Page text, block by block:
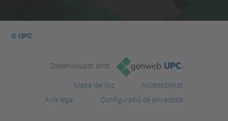
© UPC
Desenvolupat amb
Mapa del lloc
Accessibilitat
Avís legal
Configuració de privadesa